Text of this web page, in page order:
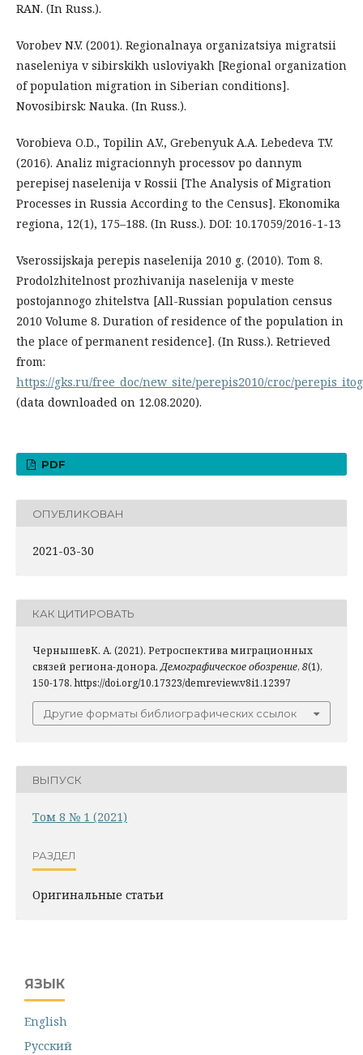
RAN. (In Russ.).
Vorobev N.V. (2001). Regionalnaya organizatsiya migratsii
naseleniya v sibirskikh usloviyakh [Regional organization
of population migration in Siberian conditions].
Novosibirsk: Nauka. (In Russ.).
Vorobieva O.D., Topilin A.V., Grebenyuk A.A. Lebedeva T.V.
(2016). Analiz migracionnyh processov po dannym
perepisej naselenija v Rossii [The Analysis of Migration
Processes in Russia According to the Census]. Ekonomika
regiona, 12(1), 175–188. (In Russ.). DOI: 10.17059/2016-1-13
Vserossijskaja perepis naselenija 2010 g. (2010). Tom 8.
Prodolzhitelnost prozhivanija naselenija v meste
postojannogo zhitelstva [All-Russian population census
2010 Volume 8. Duration of residence of the population in
the place of permanent residence]. (In Russ.). Retrieved
from:
https://gks.ru/free_doc/new_site/perepis2010/croc/
(data downloaded on 12.08.2020).
PDF
ОПУБЛИКОВАН
2021-03-30
КАК ЦИТИРОВАТЬ
ЧернышевК. А. (2021). Ретроспектива миграционных
связей региона-донора.Демографическое обозрение, 8(1),
150-178. https://doi.org/10.17323/demreview.v8i1.12397
Другие форматы библиографических ссылок
ВЫПУСК
Том 8 № 1 (2021)
РАЗДЕЛ
Оригинальные статьи
ЯЗЫК
English
Русский